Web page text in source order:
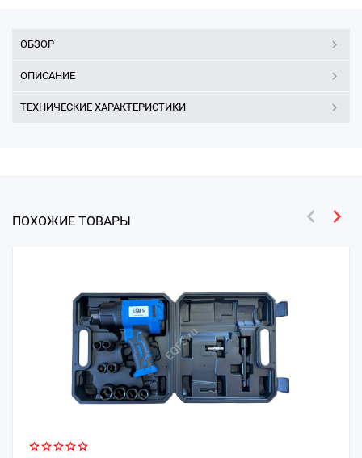
ОБЗОР
ОПИСАНИЕ
ТЕХНИЧЕСКИЕ ХАРАКТЕРИСТИКИ
ПОХОЖИЕ ТОВАРЫ